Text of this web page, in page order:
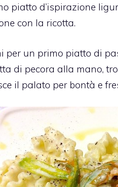
piatto d’ispirazione
con la ricotta.
per un primo piatto di
di pecora alla mano,
il palato per bontà e